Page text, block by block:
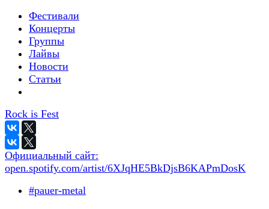
Фестивали
Концерты
Группы
Лайвы
Новости
Статьи
Rock is Fest
Официальный сайт:
open.spotify.com/artist/6XJqHE5BkDjsB6KAPmDosK
#pauer-metal